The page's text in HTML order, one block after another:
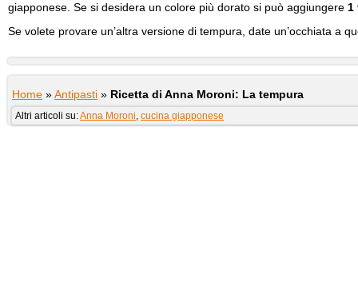
giapponese. Se si desidera un colore più dorato si può aggiungere 1
Se volete provare un’altra versione di tempura, date un’occhiata a
Home »Antipasti » Ricetta di Anna Moroni: La tempura
Altri articoli su:Anna Moroni, cucina giapponese